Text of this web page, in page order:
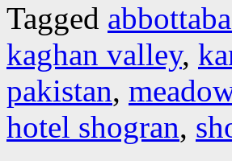
Tagged
kaghan valley,
pakistan,
hotel shogran,